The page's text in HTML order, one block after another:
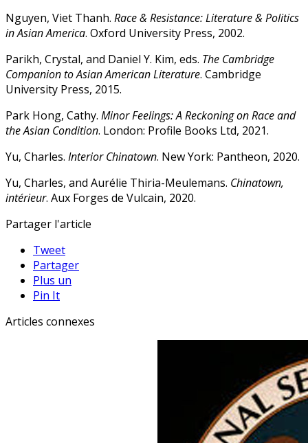
Nguyen, Viet Thanh. Race & Resistance: Literature & Politics
in Asian America. Oxford University Press, 2002.
Parikh, Crystal, and Daniel Y. Kim, eds. The Cambridge
Companion to Asian American Literature. Cambridge
University Press, 2015.
Park Hong, Cathy. Minor Feelings: A Reckoning on Race and
the Asian Condition. London: Profile Books Ltd, 2021.
Yu, Charles. Interior Chinatown. New York: Pantheon, 2020.
Yu, Charles, and Aurélie Thiria-Meulemans. Chinatown,
intérieur. Aux Forges de Vulcain, 2020.
Partager l'article
Tweet
Partager
Plus un
Pin It
Articles connexes